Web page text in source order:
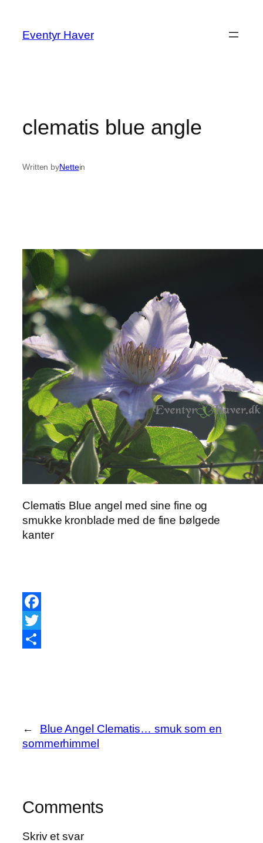
indhold
Eventyr Haver
clematis blue angle
Written byNettein
Clematis Blue angel med sine fine og
smukke kronblade med de fine bølgede
kanter
Facebook
Twitter
←
Blue Angel Clematis… smuk som en
sommerhimmel
Comments
Skriv et svar